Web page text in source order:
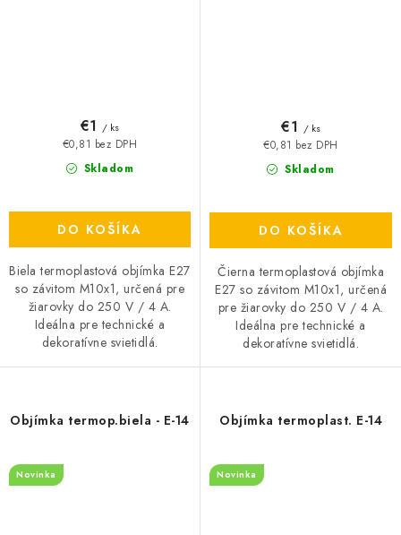
Skladom
€0,81 bez DPH
€1 / ks
DO KOŠÍKA
Biela termoplastová objímka E27
so závitom M10x1, určená pre
žiarovky do 250 V / 4 A.
Ideálna pre technické a
dekoratívne svietidlá.
Skladom
€0,81 bez DPH
€1 / ks
DO KOŠÍKA
Čierna termoplastová objímka
E27 so závitom M10x1, určená
pre žiarovky do 250 V / 4 A.
Ideálna pre technické a
dekoratívne svietidlá.
Objímka termop.biela - E-14
Novinka
Objímka termoplast. E-14
Novinka